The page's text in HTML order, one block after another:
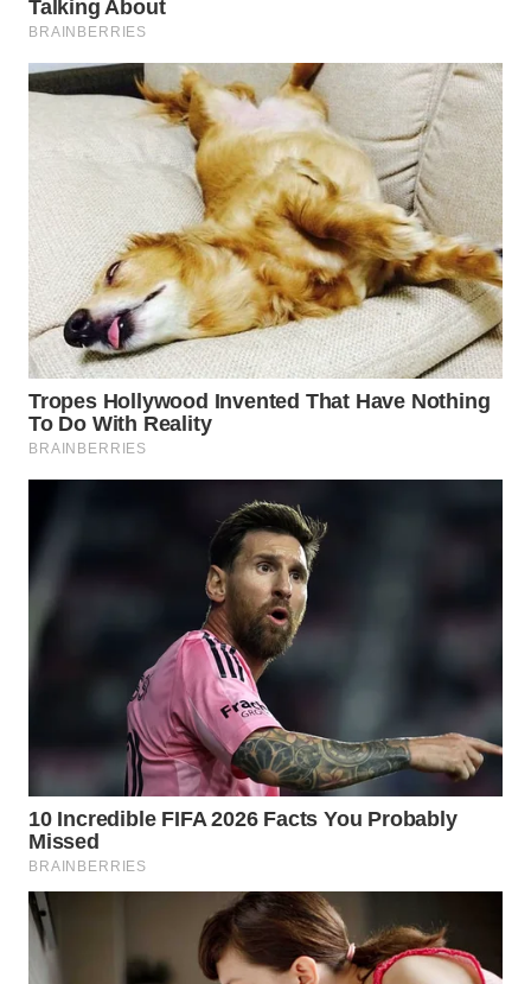
WN
SEMARANG
WN
WN
BOROBUDUR
WN
MADURA
WN
WN
NATUNA
WN
LABUANBAJO
WN
BORNEO